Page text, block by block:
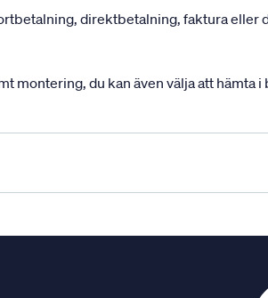
direktbetalning, faktura eller
du kan även välja att hämta